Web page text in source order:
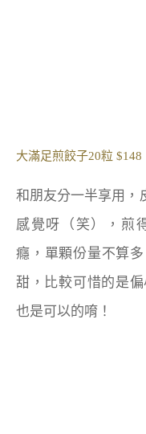
大滿足煎餃子20粒 $148
和朋友分一半享用，
感覺呀（笑），煎
癮，單顆份量不算
甜，比較可惜的是
也是可以的唷！